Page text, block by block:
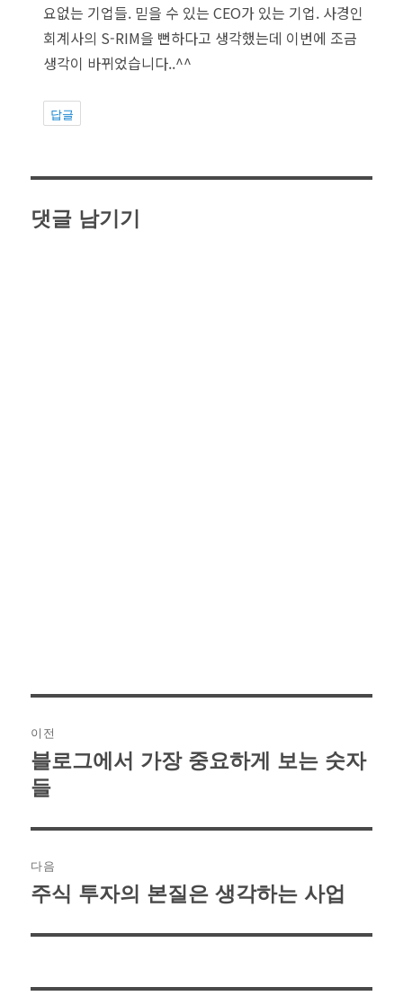
요없는 기업들. 믿을 수 있는 CEO가 있는 기업. 사경인
회계사의 S-RIM을 뻔하다고 생각했는데 이번에 조금
생각이 바뀌었습니다..^^
답글
댓글 남기기
탐
색
이전
이
전
블로그에서 가장 중요하게 보는 숫자
들
다음
다
글:
주식 투자의 본질은 생각하는 사업